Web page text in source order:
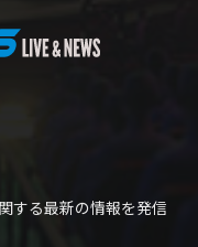
する最新の情報を発信